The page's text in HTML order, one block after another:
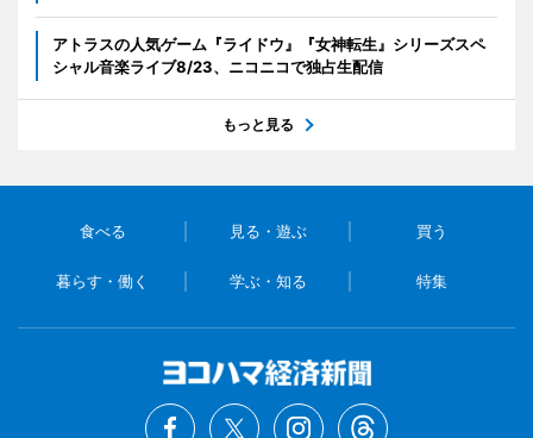
アトラスの人気ゲーム『ライドウ』『女神転生』シリーズスペ
シャル音楽ライブ8/23、ニコニコで独占生配信
もっと見る
食べる 見る・遊ぶ 買う
暮らす・働く 学ぶ・知る 特集